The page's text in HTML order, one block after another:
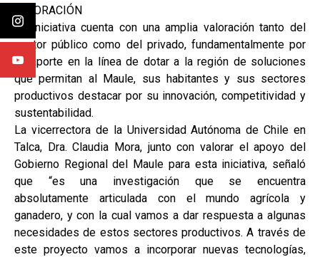
VALORACIÓN
La iniciativa cuenta con una amplia valoración tanto del
sector público como del privado, fundamentalmente por
su aporte en la línea de dotar a la región de soluciones
que permitan al Maule, sus habitantes y sus sectores
productivos destacar por su innovación, competitividad y
sustentabilidad.
La vicerrectora de la Universidad Autónoma de Chile en
Talca, Dra. Claudia Mora, junto con valorar el apoyo del
Gobierno Regional del Maule para esta iniciativa, señaló
que “es una investigación que se encuentra
absolutamente articulada con el mundo agrícola y
ganadero, y con la cual vamos a dar respuesta a algunas
necesidades de estos sectores productivos. A través de
este proyecto vamos a incorporar nuevas tecnologías,